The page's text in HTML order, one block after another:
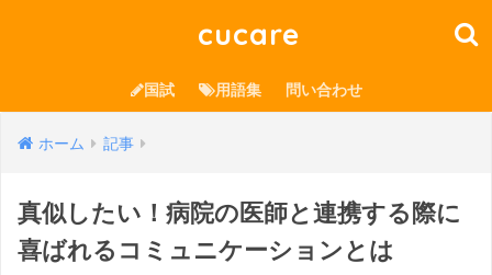
cucare
国試 用語集 問い合わせ
ホーム 記事
真似したい！病院の医師と連携する際に
喜ばれるコミュニケーションとは